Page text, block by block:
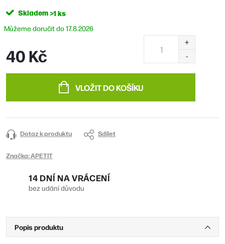
Skladem>1 ks
17.8.2026
40 Kč
VLOŽIT DO KOŠÍKU
Dotaz k produktu Sdílet
Značka:APETIT
14 DNÍ NA VRÁCENÍ
bez udání důvodu
Popis produktu